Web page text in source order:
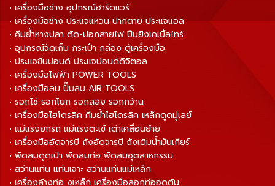
• เครื่องมือช่าง อุปกรณ์ฮาร์ดแวร์
• เครื่องมือช่าง ประแจแหวน ปากตาย ประแจแอล
• คีมย้ำหางปลา ตัด-ปอกสายไฟ ปืนยิงเคเบิ้ลไทร์
• อุปกรณ์จัดเก็บ กระเป๋า กล่อง ตู้เครื่องมือ
• ประแจขันปอนด์ ประแจปอนด์ดิจิตอล
• เครื่องมือไฟฟ้า POWER TOOLS
• เครื่องมือลม ปั๊มลม AIR TOOLS
• รอกโซ่ รอกโยก รอกสลิง รอกกว้าน
• เครื่องมือไฮโดรลิค คีมย้ำไฮโดรลิค เหล็กดูดมู่เลย์
• แม่แรงยกรถ แม่แรงตะเข้ เต่าเคลื่อนย้าย
• เครื่องมืออัดจารบี ถังอัดจารบี ถังเติมน้ำมันเกียร์
• พัดลมดูดเป่า พัดลมท่อ พัดลมอุตสาหกรรม
• สว่านแท่น แท่นเจาะ สว่านแท่นแม่เหล็ก
• เครื่องล้างท่อ งูเหล็ก เครื่องมือลอกท่ออุดตัน